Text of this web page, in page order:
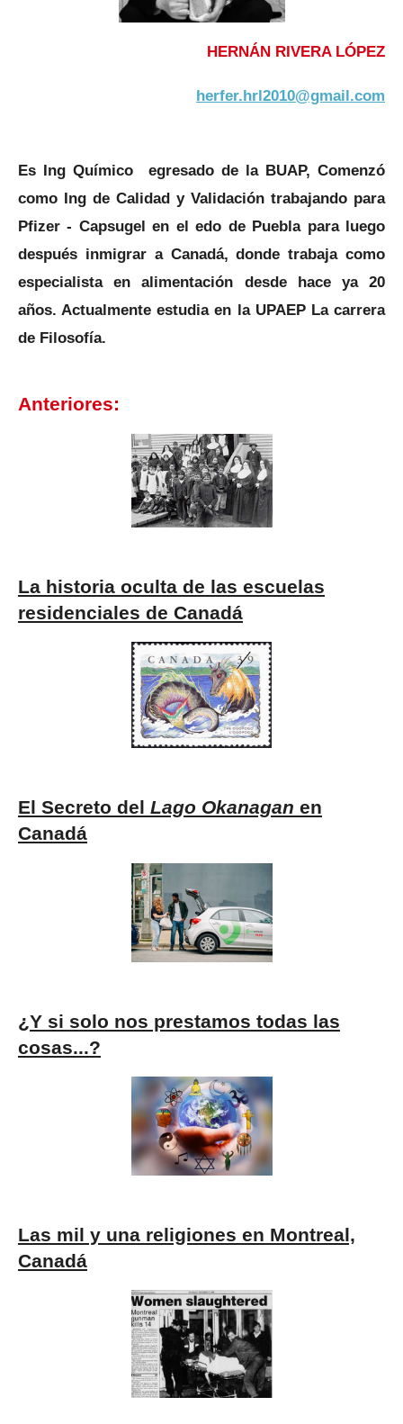
HERNÁN RIVERA LÓPEZ
herfer.hrl2010@gmail.com
Es Ing Químico egresado de la BUAP, Comenzó
como Ing de Calidad y Validación trabajando para
Pfizer - Capsugel en el edo de Puebla para luego
después inmigrar a Canadá, donde trabaja como
especialista en alimentación desde hace ya 20
años. Actualmente estudia en la UPAEP La carrera
de Filosofía.
Anteriores:
La historia oculta de las escuelas
residenciales de Canadá
El Secreto del Lago Okanagan en
Canadá
¿Y si solo nos prestamos todas las
cosas...?
Las mil y una religiones en Montreal,
Canadá